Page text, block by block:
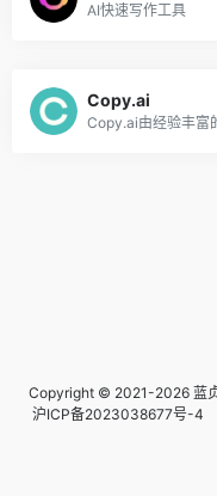
AI快速写作工具
Copy.ai
Copyright © 2021-2026 蓝
沪ICP备2023038677号-4